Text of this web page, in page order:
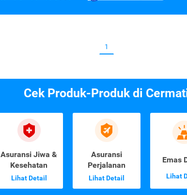
1
Cek Produk-Produk di
Asuransi Jiwa &
Kesehatan
Lihat Detail
Asuransi
Perjalanan
Lihat Detail
Emas
Lihat